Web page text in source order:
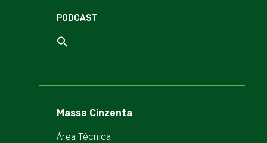
PODCAST
Massa Cinzenta
Área Técnica